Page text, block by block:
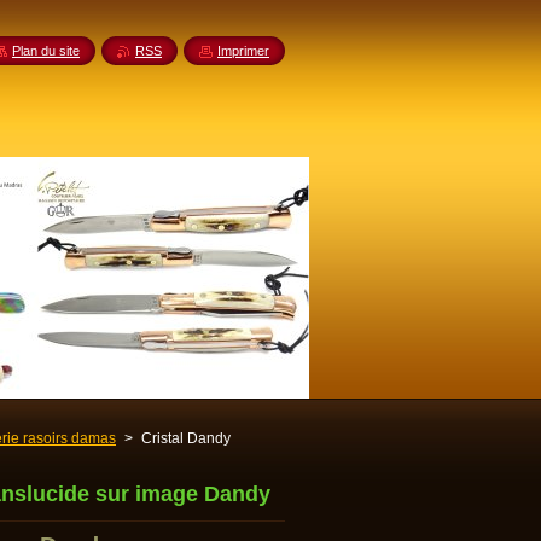
rasoirs damas > Cristal Dandy
sur image Dandy
Plan du site RSS Imprimer